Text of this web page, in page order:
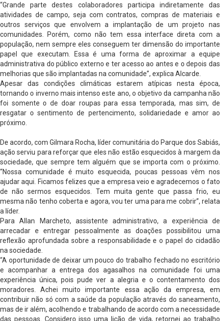
“Grande parte destes colaboradores participa indiretamente das
atividades de campo, seja com contratos, compras de materiais e
outros serviços que envolvem a implantação de um projeto nas
comunidades. Porém, como não tem essa interface direta com a
população, nem sempre eles conseguem ter dimensão do importante
papel que executam. Essa é uma forma de aproximar a equipe
administrativa do público externo e ter acesso ao antes e o depois das
melhorias que são implantadas na comunidade”, explica Alcarde.
Apesar das condições climáticas estarem atípicas nesta época,
tornando o inverno mais intenso este ano, o objetivo da campanha não
foi somente o de doar roupas para essa temporada, mas sim, de
resgatar o sentimento de pertencimento, solidariedade e amor ao
próximo.
De acordo, com Gilmara Rocha, líder comunitária do Parque dos Sabiás,
ação serviu para reforçar que eles não estão esquecidos à margem da
sociedade, que sempre tem alguém que se importa com o próximo.
“Nossa comunidade é muito esquecida, poucas pessoas vêm nos
ajudar aqui. Ficamos felizes que a empresa veio e agradecemos o fato
de não sermos esquecidos. Tem muita gente que passa frio, eu
mesma não tenho coberta e agora, vou ter uma para me cobrir”, relata
a líder.
Para Allan Marcheto, assistente administrativo, a experiência de
arrecadar e entregar pessoalmente as doações possibilitou uma
reflexão aprofundada sobre a responsabilidade e o papel do cidadão
na sociedade.
“A oportunidade de deixar um pouco do trabalho fechado no escritório
e acompanhar a entrega dos agasalhos na comunidade foi uma
experiência única, pois pude ver a alegria e o contentamento dos
moradores. Achei muito importante essa ação da empresa, em
contribuir não só com a saúde da população através do saneamento,
mas de ir além, acolhendo e trabalhando de acordo com a necessidade
das pessoas. Considero isso uma lição de vida, retornei ao trabalho